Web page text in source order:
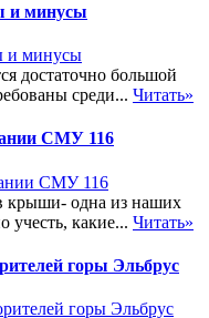
и минусы
достаточно большой
среди... Читать»
СМУ 116
крыши- одна из наших
учесть, какие... Читать»
горы Эльбрус